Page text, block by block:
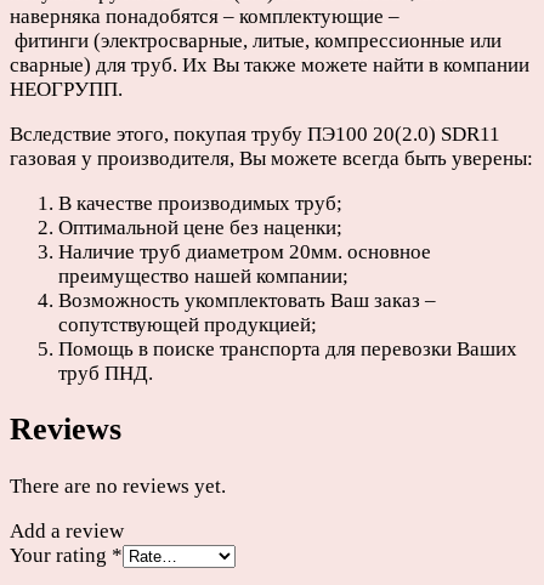
наверняка понадобятся – комплектующие –
фитинги (электросварные, литые, компрессионные или
сварные) для труб. Их Вы также можете найти в компании
НЕОГРУПП.
Вследствие этого, покупая трубу ПЭ100 20(2.0) SDR11
газовая у производителя, Вы можете всегда быть уверены:
В качестве производимых труб;
Оптимальной цене без наценки;
Наличие труб диаметром 20мм. основное
преимущество нашей компании;
Возможность укомплектовать Ваш заказ –
сопутствующей продукцией;
Помощь в поиске транспорта для перевозки Ваших
труб ПНД.
Reviews
There are no reviews yet.
Add a review
Your rating *